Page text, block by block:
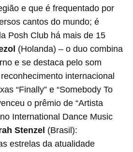
e que é frequentado por
cantos do mundo; é
Posh Club há mais de 15
(Holanda) – o duo combina
e se destaca pelo som
internacional
“Finally” e “Somebody To
o prêmio de “Artista
International Dance Music
Stenzel (Brasil):
estrelas da atualidade